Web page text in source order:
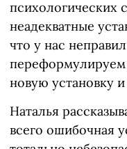
психологических
неадекватные
что у нас
переформулируем
новую установку
Наталья
всего ошибочная